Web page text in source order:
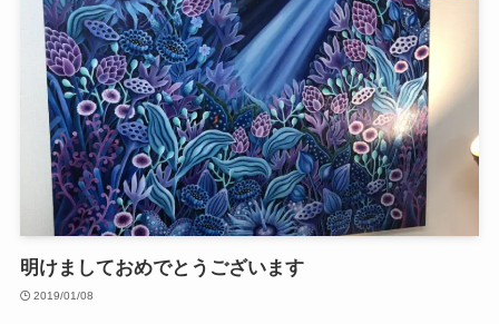
明けましておめでとうございます
2019/01/08